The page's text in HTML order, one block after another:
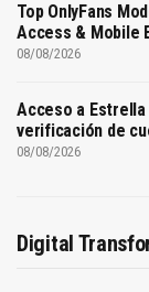
Top OnlyFans
Access & Mobile
08/08/2026
Acceso a Estrella
verificación de
08/08/2026
Digital